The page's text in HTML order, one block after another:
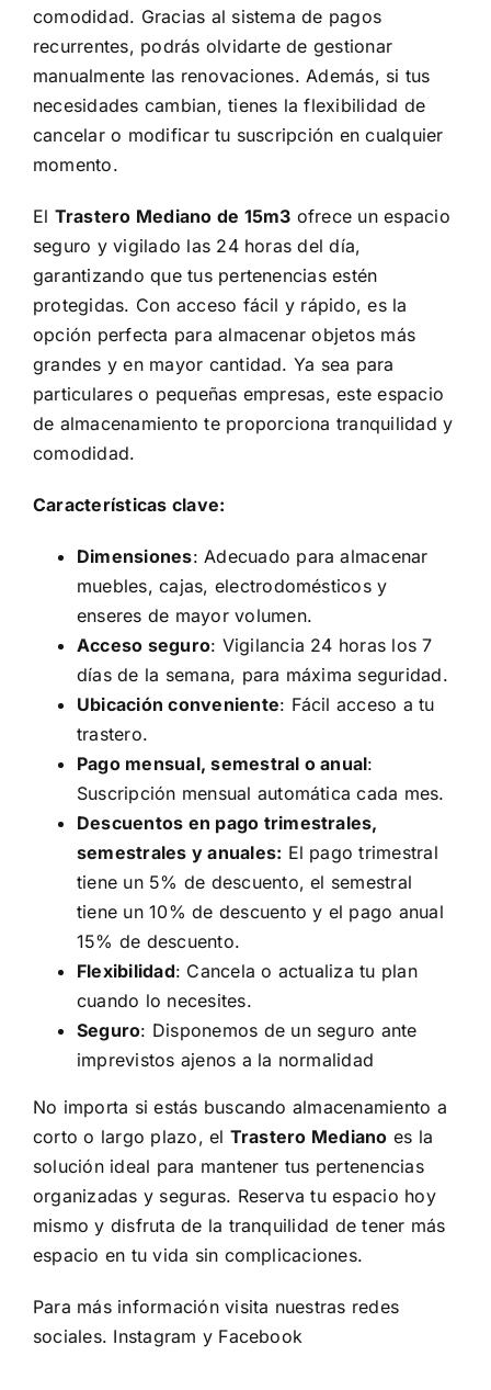
comodidad. Gracias al sistema de pagos
recurrentes, podrás olvidarte de gestionar
manualmente las renovaciones. Además, si tus
necesidades cambian, tienes la flexibilidad de
cancelar o modificar tu suscripción en cualquier
momento.
El Trastero Mediano de 15m3 ofrece un espacio
seguro y vigilado las 24 horas del día,
garantizando que tus pertenencias estén
protegidas. Con acceso fácil y rápido, es la
opción perfecta para almacenar objetos más
grandes y en mayor cantidad. Ya sea para
particulares o pequeñas empresas, este espacio
de almacenamiento te proporciona tranquilidad y
comodidad.
Características clave:
Dimensiones: Adecuado para almacenar
muebles, cajas, electrodomésticos y
enseres de mayor volumen.
Acceso seguro: Vigilancia 24 horas los 7
días de la semana, para máxima seguridad.
Ubicación conveniente: Fácil acceso a tu
trastero.
Pago mensual, semestral o anual:
Suscripción mensual automática cada mes.
Descuentos en pago trimestrales,
semestrales y anuales: El pago trimestral
tiene un 5% de descuento, el semestral
tiene un 10% de descuento y el pago anual
15% de descuento.
Flexibilidad: Cancela o actualiza tu plan
cuando lo necesites.
Seguro: Disponemos de un seguro ante
imprevistos ajenos a la normalidad
No importa si estás buscando almacenamiento a
corto o largo plazo, el Trastero Mediano es la
solución ideal para mantener tus pertenencias
organizadas y seguras. Reserva tu espacio hoy
mismo y disfruta de la tranquilidad de tener más
espacio en tu vida sin complicaciones.
Para más información visita nuestras redes
sociales. Instagram y Facebook